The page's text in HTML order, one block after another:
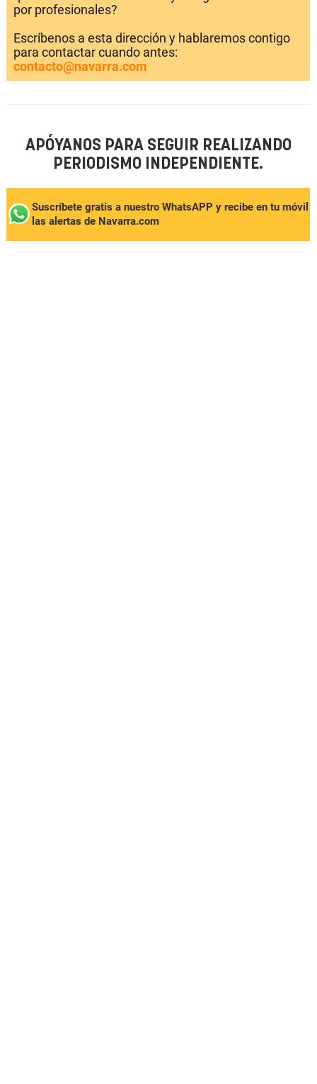
por profesionales?
Escríbenos a esta dirección y hablaremos contigo
para contactar cuando antes:
contacto@navarra.com
APÓYANOS PARA SEGUIR REALIZANDO
PERIODISMO INDEPENDIENTE.
Suscríbete gratis a nuestro WhatsAPP y recibe en tu móvil
las alertas de Navarra.com